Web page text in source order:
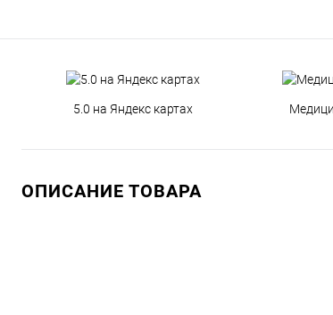
5.0 на Яндекс картах
ОПИСАНИЕ ТОВАРА